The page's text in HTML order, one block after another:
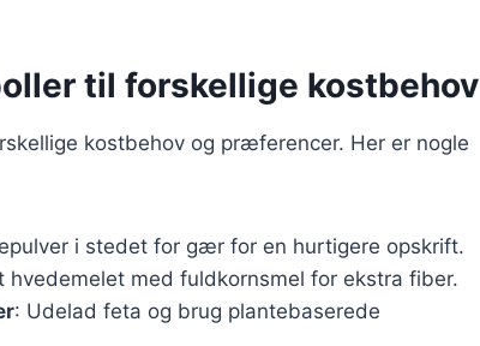
til forskellige kostbehov
kostbehov og præferencer. Her er nogle
i stedet for gær for en hurtigere opskrift.
hvedemelet med fuldkornsmel for ekstra fiber.
: Udelad feta og brug plantebaserede